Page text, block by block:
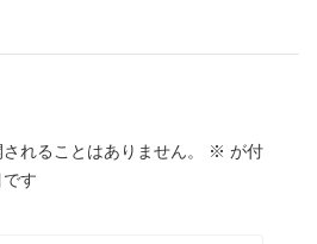
れることはありません。 ※ が付
す